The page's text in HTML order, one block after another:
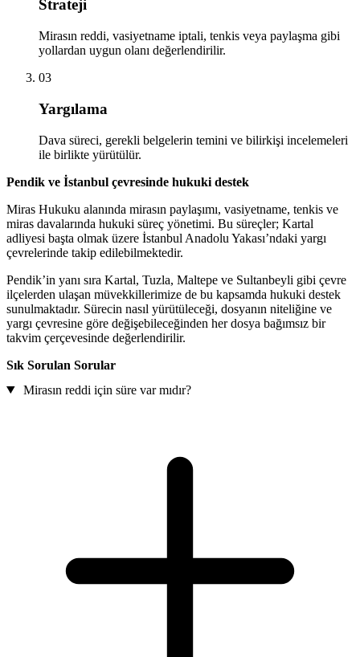
Strateji
Mirasın reddi, vasiyetname iptali, tenkis veya paylaşma gibi
yollardan uygun olanı değerlendirilir.
03
Yargılama
Dava süreci, gerekli belgelerin temini ve bilirkişi incelemeleri
ile birlikte yürütülür.
Pendik ve İstanbul çevresinde hukuki destek
Miras Hukuku alanında mirasın paylaşımı, vasiyetname, tenkis ve
miras davalarında hukuki süreç yönetimi. Bu süreçler; Kartal
adliyesi başta olmak üzere İstanbul Anadolu Yakası’ndaki yargı
çevrelerinde takip edilebilmektedir.
Pendik’in yanı sıra Kartal, Tuzla, Maltepe ve Sultanbeyli gibi çevre
ilçelerden ulaşan müvekkillerimize de bu kapsamda hukuki destek
sunulmaktadır. Sürecin nasıl yürütüleceği, dosyanın niteliğine ve
yargı çevresine göre değişebileceğinden her dosya bağımsız bir
takvim çerçevesinde değerlendirilir.
Sık Sorulan Sorular
Mirasın reddi için süre var mıdır?